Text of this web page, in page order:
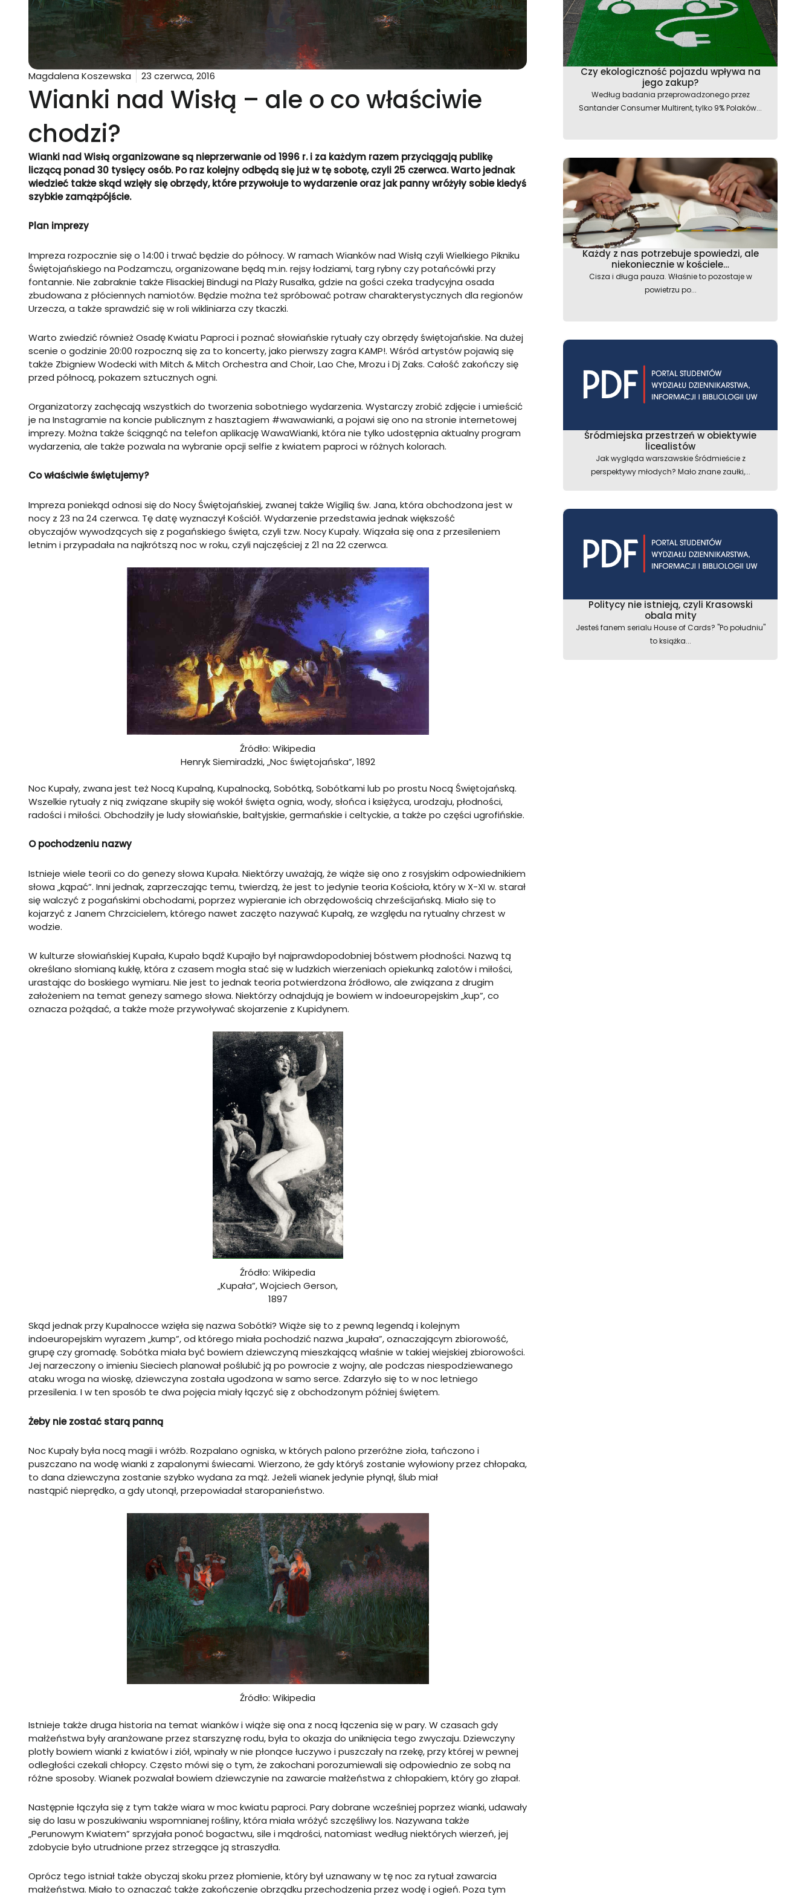
Magdalena Koszewska 23 czerwca, 2016
Wianki nad Wisłą – ale o co właściwie
chodzi?
Wianki nad Wisłą organizowane są nieprzerwanie od 1996 r. i za każdym razem przyciągają publikę
liczącą ponad 30 tysięcy osób. Po raz kolejny odbędą się już w tę sobotę, czyli 25 czerwca. Warto jednak
wiedzieć także skąd wzięły się obrzędy, które przywołuje to wydarzenie oraz jak panny wróżyły sobie kiedyś
szybkie zamążpójście.
Plan imprezy
Impreza rozpocznie się o 14:00 i trwać będzie do północy. W ramach Wianków nad Wisłą czyli Wielkiego Pikniku
Świętojańskiego na Podzamczu, organizowane będą m.in. rejsy łodziami, targ rybny czy potańcówki przy
fontannie. Nie zabraknie także Flisackiej Bindugi na Plaży Rusałka, gdzie na gości czeka tradycyjna osada
zbudowana z płóciennych namiotów. Będzie można też spróbować potraw charakterystycznych dla regionów
Urzecza, a także sprawdzić się w roli wikliniarza czy tkaczki.
Warto zwiedzić również Osadę Kwiatu Paproci i poznać słowiańskie rytuały czy obrzędy świętojańskie. Na dużej
scenie o godzinie 20:00 rozpoczną się za to koncerty, jako pierwszy zagra KAMP!. Wśród artystów pojawią się
także Zbigniew Wodecki with Mitch & Mitch Orchestra and Choir, Lao Che, Mrozu i Dj Zaks. Całość zakończy się
przed północą, pokazem sztucznych ogni.
Organizatorzy zachęcają wszystkich do tworzenia sobotniego wydarzenia. Wystarczy zrobić zdjęcie i umieścić
je na Instagramie na koncie publicznym z hasztagiem #wawawianki, a pojawi się ono na stronie internetowej
imprezy. Można także ściągnąć na telefon aplikację WawaWianki, która nie tylko udostępnia aktualny program
wydarzenia, ale także pozwala na wybranie opcji selfie z kwiatem paproci w różnych kolorach.
Co właściwie świętujemy?
Impreza poniekąd odnosi się do Nocy Świętojańskiej, zwanej także Wigilią św. Jana, która obchodzona jest w
nocy z 23 na 24 czerwca. Tę datę wyznaczył Kościół. Wydarzenie przedstawia jednak większość
obyczajów wywodzących się z pogańskiego święta, czyli tzw. Nocy Kupały. Wiązała się ona z przesileniem
letnim i przypadała na najkrótszą noc w roku, czyli najczęściej z 21 na 22 czerwca.
Źródło: Wikipedia
Henryk Siemiradzki, „Noc świętojańska”, 1892
Noc Kupały, zwana jest też Nocą Kupalną, Kupalnocką, Sobótką, Sobótkami lub po prostu Nocą Świętojańską.
Wszelkie rytuały z nią związane skupiły się wokół święta ognia, wody, słońca i księżyca, urodzaju, płodności,
radości i miłości. Obchodziły je ludy słowiańskie, bałtyjskie, germańskie i celtyckie, a także po części ugrofińskie.
O pochodzeniu nazwy
Istnieje wiele teorii co do genezy słowa Kupała. Niektórzy uważają, że wiąże się ono z rosyjskim odpowiednikiem
słowa „kąpać”. Inni jednak, zaprzeczając temu, twierdzą, że jest to jedynie teoria Kościoła, który w X-XI w. starał
się walczyć z pogańskimi obchodami, poprzez wypieranie ich obrzędowością chrześcijańską. Miało się to
kojarzyć z Janem Chrzcicielem, którego nawet zaczęto nazywać Kupałą, ze względu na rytualny chrzest w
wodzie.
W kulturze słowiańskiej Kupała, Kupało bądź Kupajło był najprawdopodobniej bóstwem płodności. Nazwą tą
określano słomianą kukłę, która z czasem mogła stać się w ludzkich wierzeniach opiekunką zalotów i miłości,
urastając do boskiego wymiaru. Nie jest to jednak teoria potwierdzona źródłowo, ale związana z drugim
założeniem na temat genezy samego słowa. Niektórzy odnajdują je bowiem w indoeuropejskim „kup”, co
oznacza pożądać, a także może przywoływać skojarzenie z Kupidynem.
Źródło: Wikipedia
„Kupała”, Wojciech Gerson,
1897
Skąd jednak przy Kupalnocce wzięła się nazwa Sobótki? Wiąże się to z pewną legendą i kolejnym
indoeuropejskim wyrazem „kump”, od którego miała pochodzić nazwa „kupała”, oznaczającym zbiorowość,
grupę czy gromadę. Sobótka miała być bowiem dziewczyną mieszkającą właśnie w takiej wiejskiej zbiorowości.
Jej narzeczony o imieniu Sieciech planował poślubić ją po powrocie z wojny, ale podczas niespodziewanego
ataku wroga na wioskę, dziewczyna została ugodzona w samo serce. Zdarzyło się to w noc letniego
przesilenia. I w ten sposób te dwa pojęcia miały łączyć się z obchodzonym później świętem.
Żeby nie zostać starą panną
Noc Kupały była nocą magii i wróżb. Rozpalano ogniska, w których palono przeróżne zioła, tańczono i
puszczano na wodę wianki z zapalonymi świecami. Wierzono, że gdy któryś zostanie wyłowiony przez chłopaka,
to dana dziewczyna zostanie szybko wydana za mąż. Jeżeli wianek jedynie płynął, ślub miał
nastąpić nieprędko, a gdy utonął, przepowiadał staropanieństwo.
Źródło: Wikipedia
Istnieje także druga historia na temat wianków i wiąże się ona z nocą łączenia się w pary. W czasach gdy
małżeństwa były aranżowane przez starszyznę rodu, była to okazja do uniknięcia tego zwyczaju. Dziewczyny
plotły bowiem wianki z kwiatów i ziół, wpinały w nie płonące łuczywo i puszczały na rzekę, przy której w pewnej
odległości czekali chłopcy. Często mówi się o tym, że zakochani porozumiewali się odpowiednio ze sobą na
różne sposoby. Wianek pozwalał bowiem dziewczynie na zawarcie małżeństwa z chłopakiem, który go złapał.
Następnie łączyła się z tym także wiara w moc kwiatu paproci. Pary dobrane wcześniej poprzez wianki, udawały
się do lasu w poszukiwaniu wspomnianej rośliny, która miała wróżyć szczęśliwy los. Nazywana także
„Perunowym Kwiatem” sprzyjała ponoć bogactwu, sile i mądrości, natomiast według niektórych wierzeń, jej
zdobycie było utrudnione przez strzegące ją straszydła.
Oprócz tego istniał także obyczaj skoku przez płomienie, który był uznawany w tę noc za rytuał zawarcia
małżeństwa. Miało to oznaczać także zakończenie obrządku przechodzenia przez wodę i ogień. Poza tym
Czy ekologiczność pojazdu wpływa na
jego zakup?
Według badania przeprowadzonego przez
Santander Consumer Multirent, tylko 9% Polaków...
Każdy z nas potrzebuje spowiedzi, ale
niekoniecznie w kościele…
Cisza i długa pauza. Właśnie to pozostaje w
powietrzu po...
Śródmiejska przestrzeń w obiektywie
licealistów
Jak wygląda warszawskie Śródmieście z
perspektywy młodych? Mało znane zaułki,...
Politycy nie istnieją, czyli Krasowski
obala mity
Jesteś fanem serialu House of Cards? "Po południu"
to książka...